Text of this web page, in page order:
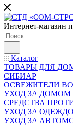
Интернет-магазин
Каталог
ТОВАРЫ ДЛЯ
СИБИАР
ОСВЕЖИТЕЛИ
УХОД ЗА ДОМОМ
СРЕДСТВА
УХОД ЗА
УХОД ЗА